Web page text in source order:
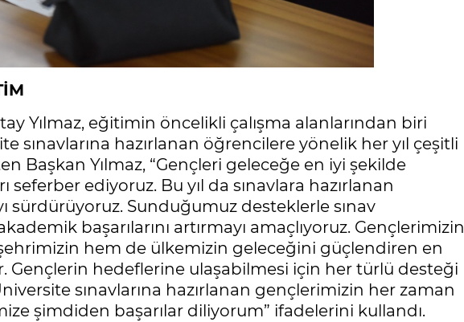
Yılmaz, eğitimin öncelikli çalışma alanlarından biri
sınavlarına hazırlanan öğrencilere yönelik her yıl çeşitli
Başkan Yılmaz, “Gençleri geleceğe en iyi şekilde
seferber ediyoruz. Bu yıl da sınavlara hazırlanan
sürdürüyoruz. Sunduğumuz desteklerle sınav
başarılarını artırmayı amaçlıyoruz. Gençlerimizin
hem de ülkemizin geleceğini güçlendiren en
Gençlerin hedeflerine ulaşabilmesi için her türlü desteği
sınavlarına hazırlanan gençlerimizin her zaman
şimdiden başarılar diliyorum” ifadelerini kullandı.